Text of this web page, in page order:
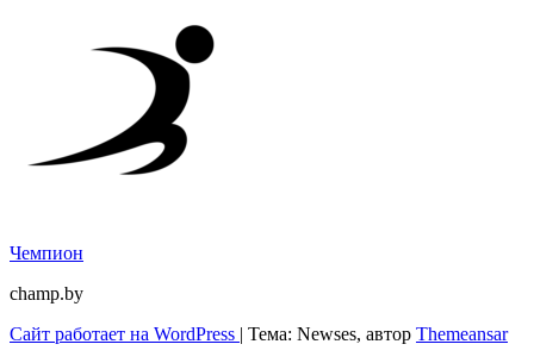
Чемпион
champ.by
Сайт работает на WordPress | Тема: Newses, автор Themeansar